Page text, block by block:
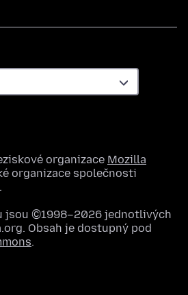
organizace Mozilla
organizace společnosti
.
jsou ©1998–2026 jednotlivých
Obsah je dostupný pod
.